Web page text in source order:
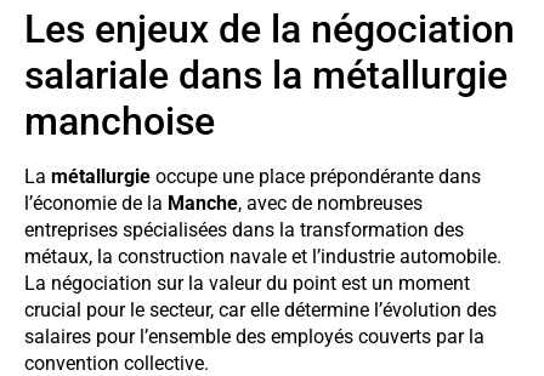
Les enjeux de la négociation
salariale dans la métallurgie
manchoise
La métallurgie occupe une place prépondérante dans
l’économie de la Manche, avec de nombreuses
entreprises spécialisées dans la transformation des
métaux, la construction navale et l’industrie automobile.
La négociation sur la valeur du point est un moment
crucial pour le secteur, car elle détermine l’évolution des
salaires pour l’ensemble des employés couverts par la
convention collective.